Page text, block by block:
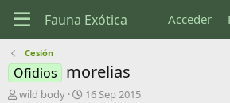
Acceder
Cesión
Ofidios morelias
A
wild body
F16 Sep 2015